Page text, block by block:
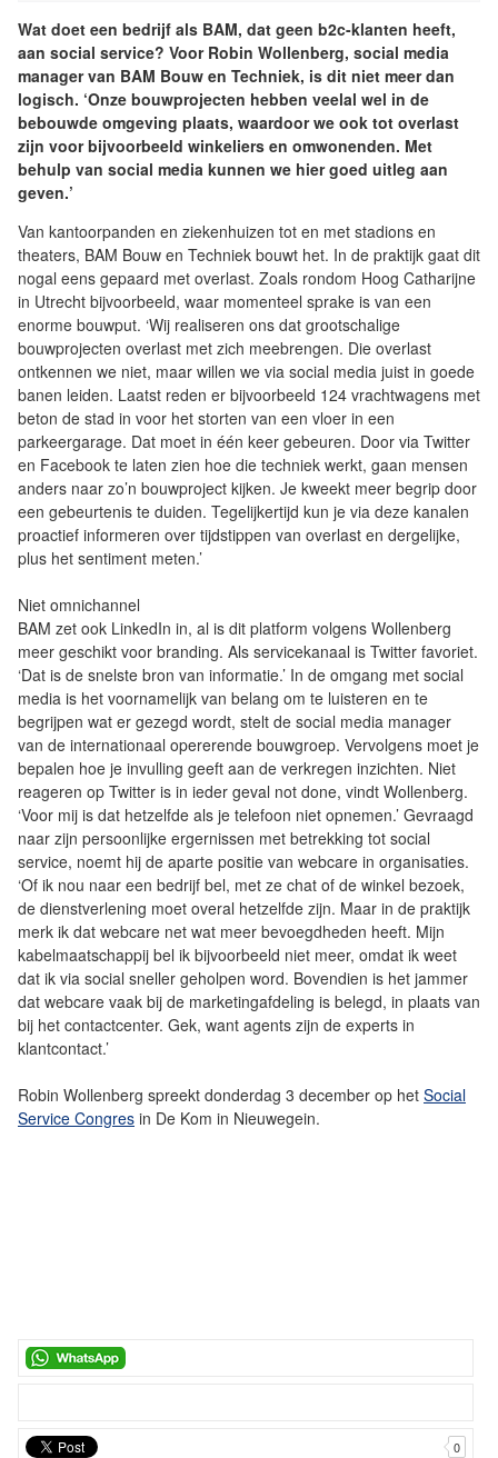
Wat doet een bedrijf als BAM, dat geen b2c-klanten heeft,
aan social service? Voor Robin Wollenberg, social media
manager van BAM Bouw en Techniek, is dit niet meer dan
logisch. ‘Onze bouwprojecten hebben veelal wel in de
bebouwde omgeving plaats, waardoor we ook tot overlast
zijn voor bijvoorbeeld winkeliers en omwonenden. Met
behulp van social media kunnen we hier goed uitleg aan
geven.’
Van kantoorpanden en ziekenhuizen tot en met stadions en
theaters, BAM Bouw en Techniek bouwt het. In de praktijk gaat dit
nogal eens gepaard met overlast. Zoals rondom Hoog Catharijne
in Utrecht bijvoorbeeld, waar momenteel sprake is van een
enorme bouwput. ‘Wij realiseren ons dat grootschalige
bouwprojecten overlast met zich meebrengen. Die overlast
ontkennen we niet, maar willen we via social media juist in goede
banen leiden. Laatst reden er bijvoorbeeld 124 vrachtwagens met
beton de stad in voor het storten van een vloer in een
parkeergarage. Dat moet in één keer gebeuren. Door via Twitter
en Facebook te laten zien hoe die techniek werkt, gaan mensen
anders naar zo’n bouwproject kijken. Je kweekt meer begrip door
een gebeurtenis te duiden. Tegelijkertijd kun je via deze kanalen
proactief informeren over tijdstippen van overlast en dergelijke,
plus het sentiment meten.’
Niet omnichannel
BAM zet ook LinkedIn in, al is dit platform volgens Wollenberg
meer geschikt voor branding. Als servicekanaal is Twitter favoriet.
‘Dat is de snelste bron van informatie.’ In de omgang met social
media is het voornamelijk van belang om te luisteren en te
begrijpen wat er gezegd wordt, stelt de social media manager
van de internationaal opererende bouwgroep. Vervolgens moet je
bepalen hoe je invulling geeft aan de verkregen inzichten. Niet
reageren op Twitter is in ieder geval not done, vindt Wollenberg.
‘Voor mij is dat hetzelfde als je telefoon niet opnemen.’ Gevraagd
naar zijn persoonlijke ergernissen met betrekking tot social
service, noemt hij de aparte positie van webcare in organisaties.
‘Of ik nou naar een bedrijf bel, met ze chat of de winkel bezoek,
de dienstverlening moet overal hetzelfde zijn. Maar in de praktijk
merk ik dat webcare net wat meer bevoegdheden heeft. Mijn
kabelmaatschappij bel ik bijvoorbeeld niet meer, omdat ik weet
dat ik via social sneller geholpen word. Bovendien is het jammer
dat webcare vaak bij de marketingafdeling is belegd, in plaats van
bij het contactcenter. Gek, want agents zijn de experts in
klantcontact.’
Robin Wollenberg spreekt donderdag 3 december op het Social
Service Congres in De Kom in Nieuwegein.
0